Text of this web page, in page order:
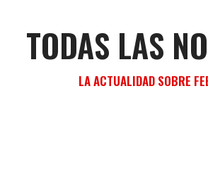
TODAS LAS
LA ACTUALIDAD SOBRE